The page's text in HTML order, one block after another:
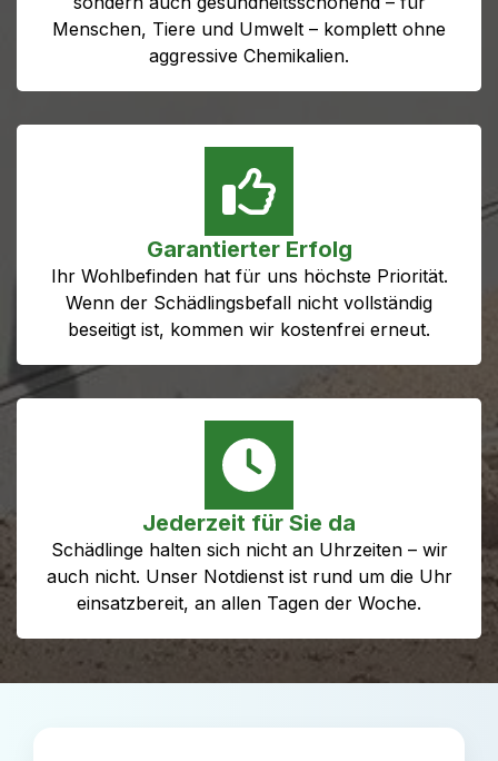
Menschen, Tiere und Umwelt – komplett ohne
aggressive Chemikalien.
Garantierter Erfolg
Ihr Wohlbefinden hat für uns höchste Priorität.
Wenn der Schädlingsbefall nicht vollständig
beseitigt ist, kommen wir kostenfrei erneut.
Jederzeit für Sie da
Schädlinge halten sich nicht an Uhrzeiten – wir
auch nicht. Unser Notdienst ist rund um die Uhr
einsatzbereit, an allen Tagen der Woche.